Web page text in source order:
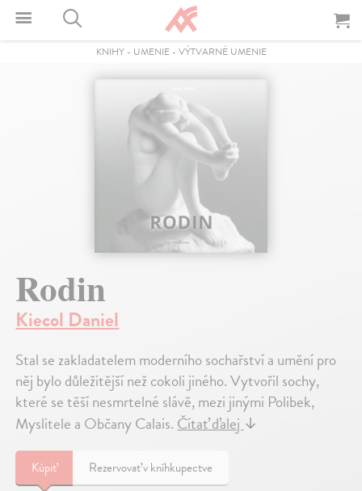
KNIHY- UMENIE- VÝTVARNÉ UMENIE
Rodin
Kiecol Daniel
Stal se zakladatelem moderního sochařství a umění pro
něj bylo důležitější než cokoli jiného. Vytvořil sochy,
které se těší nesmrtelné slávě, mezi jinými Polibek,
Myslitele a Občany Calais. Čítať ďalej ↓
Kúpiť Rezervovať v kníhkupectve